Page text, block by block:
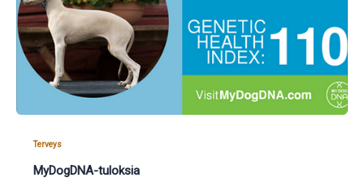
Terveys
MyDogDNA-tuloksia